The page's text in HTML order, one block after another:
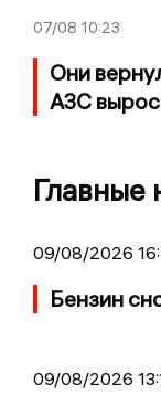
07/08 10:23
Они
АЗС
Главные
09/08/2026
Бензин
09/08/2026